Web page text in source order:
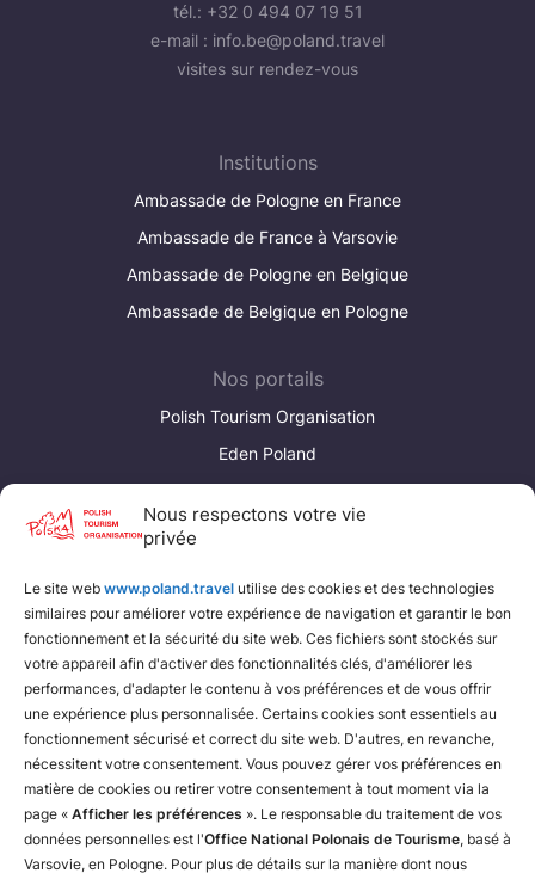
Nous respectons votre vie
privée
Le site web www.poland.travel utilise des cookies et des technologies
similaires pour améliorer votre expérience de navigation et garantir le bon
fonctionnement et la sécurité du site web. Ces fichiers sont stockés sur
votre appareil afin d'activer des fonctionnalités clés, d'améliorer les
performances, d'adapter le contenu à vos préférences et de vous offrir
une expérience plus personnalisée. Certains cookies sont essentiels au
fonctionnement sécurisé et correct du site web. D'autres, en revanche,
nécessitent votre consentement. Vous pouvez gérer vos préférences en
matière de cookies ou retirer votre consentement à tout moment via la
page « Afficher les préférences ». Le responsable du traitement de vos
données personnelles est l'Office National Polonais de Tourisme, basé à
Varsovie, en Pologne. Pour plus de détails sur la manière dont nous
tél.: +32 0 494 07 19 51
e-mail : info.be@poland.travel
visites sur rendez-vous
Institutions
Ambassade de Pologne en France
Ambassade de France à Varsovie
Ambassade de Pologne en Belgique
Ambassade de Belgique en Pologne
Nos portails
Polish Tourism Organisation
Eden Poland
Poland Convention Bureau
Fédération polonaise de camping et de caravaning
Fédération polonaise du tourisme rural
Chemins de fer polonais